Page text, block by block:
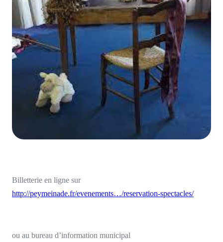
Billetterie en ligne sur
http://peymeinade.fr/evenements…/reservation-spectacles/
ou au bureau d’information municipal